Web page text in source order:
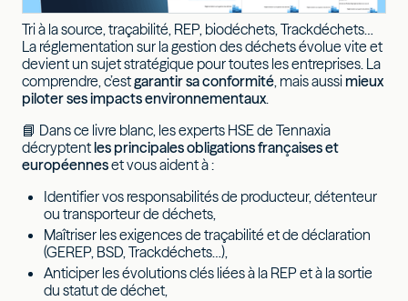
Tri à la source, traçabilité, REP, biodéchets, Trackdéchets…
La réglementation sur la gestion des déchets évolue vite et
devient un sujet stratégique pour toutes les entreprises. La
comprendre, c’estgarantir sa conformité, mais aussi mieux
piloter ses impacts environnementaux.
📘 Dans ce livre blanc, les experts HSE de Tennaxia
décryptent les principales obligations françaises et
européenneset vous aident à :
Identifier vos responsabilités de producteur, détenteur
ou transporteur de déchets,
Maîtriser les exigences de traçabilité et de déclaration
(GEREP, BSD, Trackdéchets…),
Anticiper les évolutions clés liées à la REP et à la sortie
du statut de déchet,